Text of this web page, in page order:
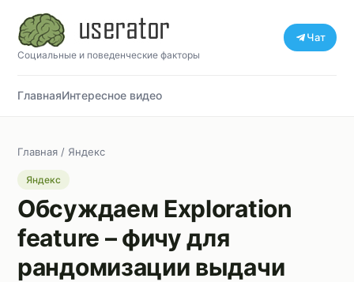
Социальные и поведенческие факторы
Чат
ГлавнаяИнтересное видео
Главная / Яндекс
Яндекс
Обсуждаем Exploration
feature – фичу для
рандомизации выдачи